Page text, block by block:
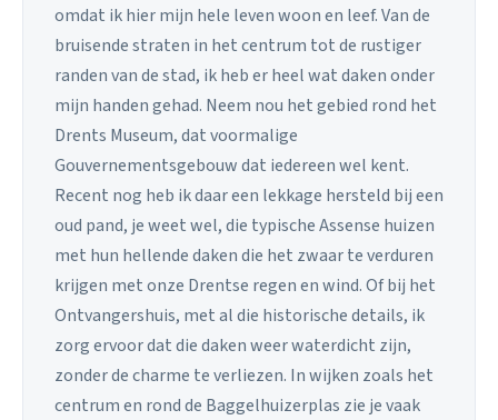
omdat ik hier mijn hele leven woon en leef. Van de
bruisende straten in het centrum tot de rustiger
randen van de stad, ik heb er heel wat daken onder
mijn handen gehad. Neem nou het gebied rond het
Drents Museum, dat voormalige
Gouvernementsgebouw dat iedereen wel kent.
Recent nog heb ik daar een lekkage hersteld bij een
oud pand, je weet wel, die typische Assense huizen
met hun hellende daken die het zwaar te verduren
krijgen met onze Drentse regen en wind. Of bij het
Ontvangershuis, met al die historische details, ik
zorg ervoor dat die daken weer waterdicht zijn,
zonder de charme te verliezen. In wijken zoals het
centrum en rond de Baggelhuizerplas zie je vaak